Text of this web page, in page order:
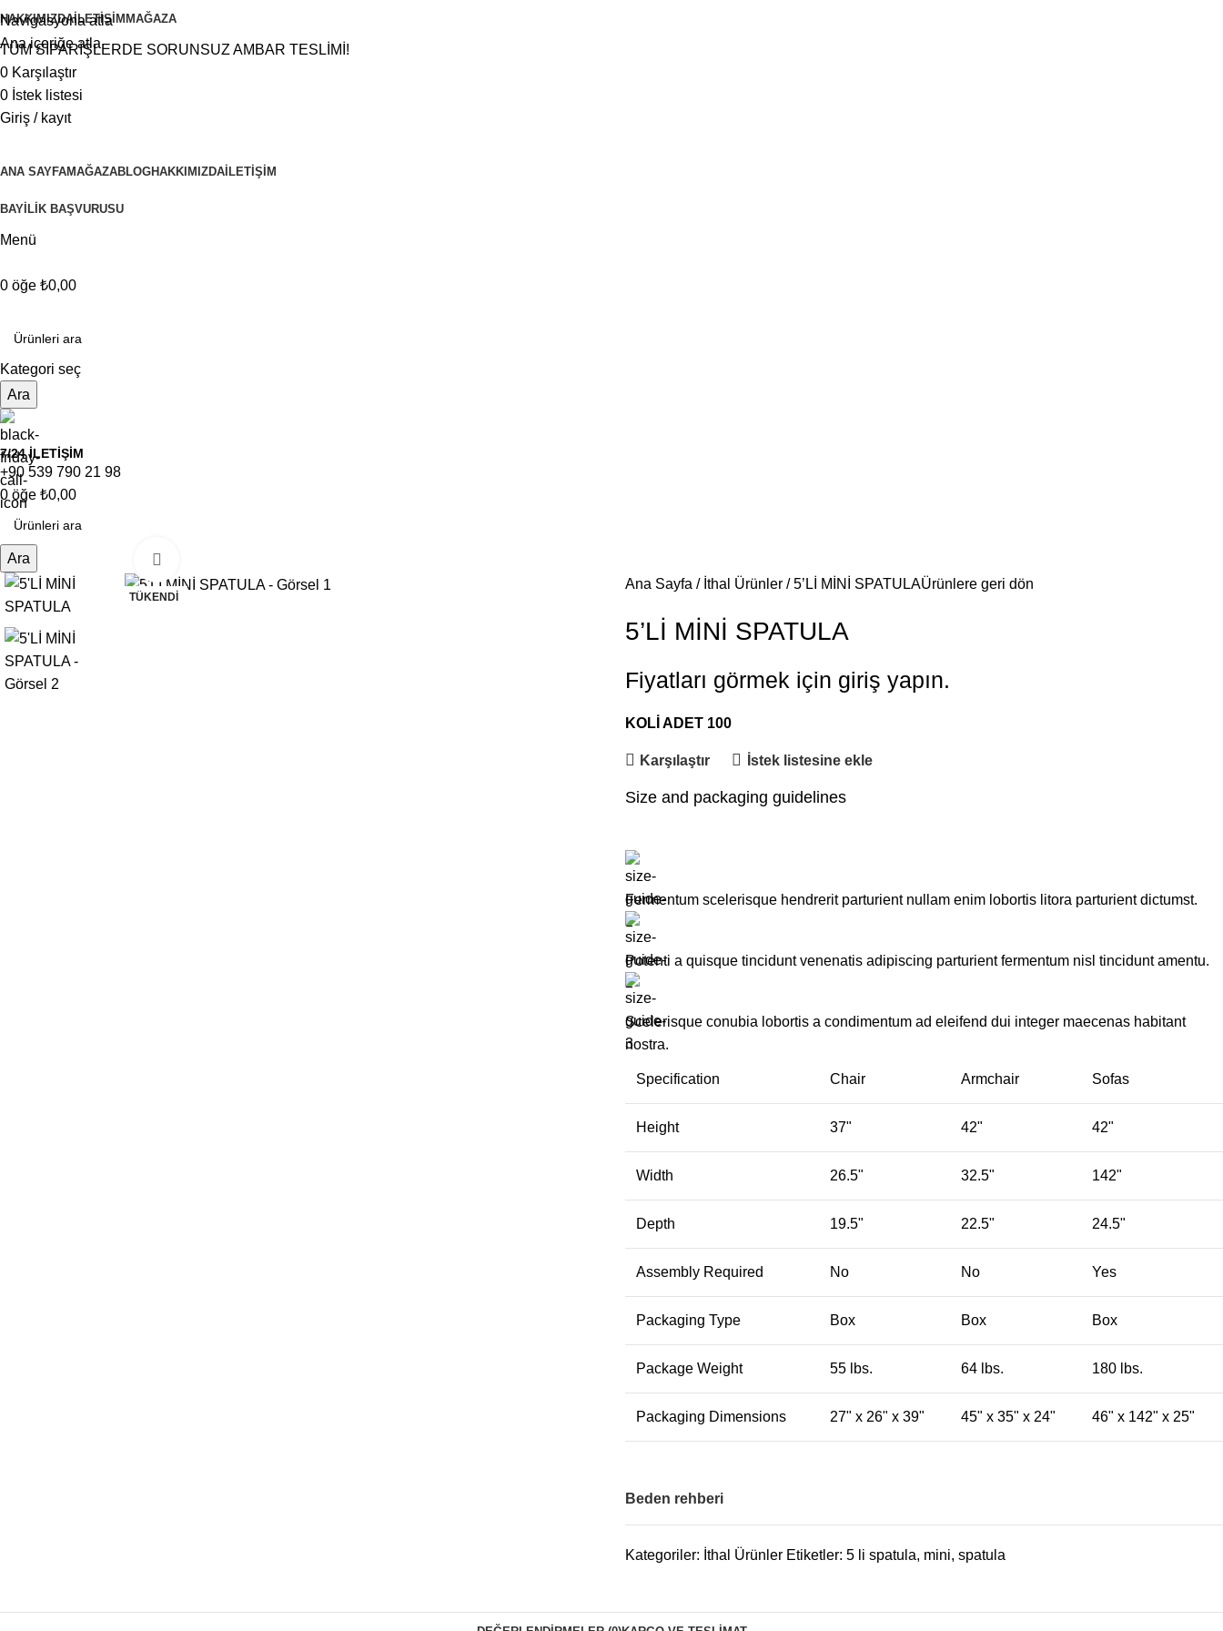
Navigasyona atla
Ana içeriğe atla
HAKKIMIZDAİLETIŞIM MAĞAZA
TÜM SİPARİŞLERDE SORUNSUZ AMBAR TESLİMİ!
0 Karşılaştır
0 İstek listesi
Giriş / kayıt
ANA SAYFAMAĞAZABLOGHAKKIMIZDAİLETIŞIM
BAYİLİK BAŞVURUSU
Menü
0 öğe ₺0,00
Kategori seç
Ara
7/24 İLETİŞİM
+90 539 790 21 98
0 öğe ₺0,00
Ara
TÜKENDI
Ana Sayfa İthal Ürünler 5’Lİ MİNİ SPATULAÜrünlere geri dön
5’Lİ MİNİ SPATULA
Fiyatları görmek için giriş yapın.
KOLİ ADET 100
Karşılaştır İstek listesine ekle
Size and packaging guidelines
Fermentum scelerisque hendrerit parturient nullam enim lobortis litora parturient dictumst.
Potenti a quisque tincidunt venenatis adipiscing parturient fermentum nisl tinciduntamentu.
Scelerisque conubia lobortis a condimentum ad eleifend dui integer maecenas habitant
nostra.
Specification Chair Armchair Sofas
Height 37" 42" 42"
Width 26.5" 32.5" 142"
Depth 19.5" 22.5" 24.5"
Assembly Required No No Yes
Packaging Type Box Box Box
Package Weight 55 lbs. 64 lbs. 180 lbs.
Packaging Dimensions 27" x 26" x 39" 45" x 35" x 24" 46" x 142" x 25"
Beden rehberi
Kategoriler: İthal Ürünler Etiketler: 5 li spatula, mini, spatula